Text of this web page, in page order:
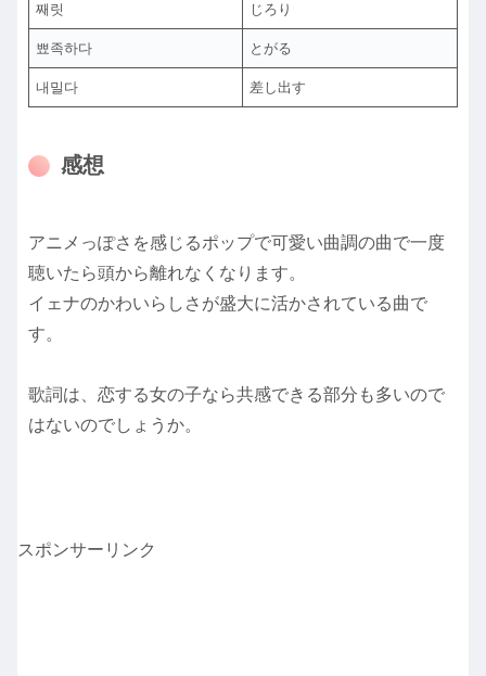
째릿 じろり
뾰족하다 とがる
내밀다 差し出す
感想
アニメっぽさを感じるポップで可愛い曲調の曲で一度
聴いたら頭から離れなくなります。
イェナのかわいらしさが盛大に活かされている曲で
す。
歌詞は、恋する女の子なら共感できる部分も多いので
はないのでしょうか。
スポンサーリンク